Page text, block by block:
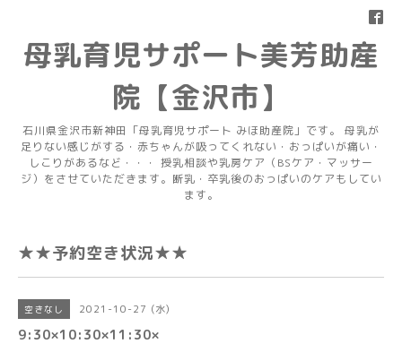
母乳育児サポート美芳助産
院【金沢市】
石川県金沢市新神田「母乳育児サポート みほ助産院」です。 母乳が
足りない感じがする・赤ちゃんが吸ってくれない・おっぱいが痛い・
しこりがあるなど・・・ 授乳相談や乳房ケア（BSケア・マッサー
ジ）をさせていただきます。断乳・卒乳後のおっぱいのケアもしてい
ます。
★★予約空き状況★★
空きなし 2021-10-27 (水)
9:30×10:30×11:30×